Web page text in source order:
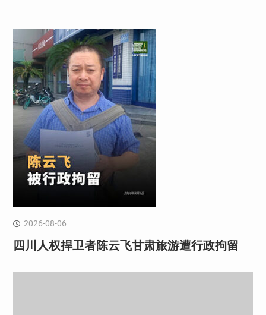
2026-08-06
四川人权捍卫者陈云飞甘肃旅游遭行政拘留